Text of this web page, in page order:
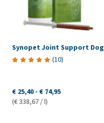
Synopet Joint Support Dog
(10)
€ 25,40 - € 74,95
(€ 338,67 / l)